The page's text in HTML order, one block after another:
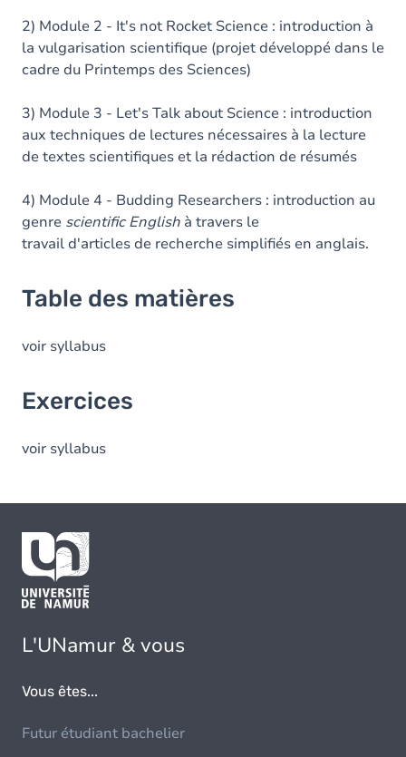
2) Module 2 - It's not Rocket Science : introduction à
la vulgarisation scientifique (projet développé dans le
cadre du Printemps des Sciences)
3) Module 3 - Let's Talk about Science : introduction
aux techniques de lectures nécessaires à la lecture
de textes scientifiques et la rédaction de résumés
4) Module 4 - Budding Researchers : introduction au
genre scientific English à travers le
travail d'articles de recherche simplifiés en anglais.
Table des matières
voir syllabus
Exercices
voir syllabus
L'UNamur & vous
Vous êtes...
Futur étudiant bachelier